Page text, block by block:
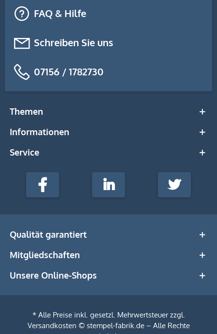
FAQ & Hilfe
Schreiben Sie uns
07156 / 1782730
Themen
Informationen
Service
stempel-
Media
Facebook LinkedIn Twitter
Qualität garantiert
Mitgliedschaften
Unsere Online-Shops
* Alle Preise inkl. gesetzl. Mehrwertsteuer zzgl.
Versandkosten © stempel-fabrik.de – Alle Rechte